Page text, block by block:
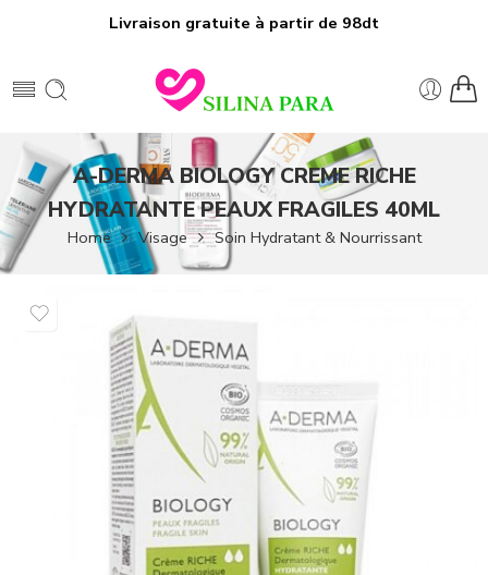
Livraison gratuite à partir de 98dt
A-DERMA BIOLOGY CREME RICHE
HYDRATANTE PEAUX FRAGILES 40ML
Home Visage Soin Hydratant & Nourrissant